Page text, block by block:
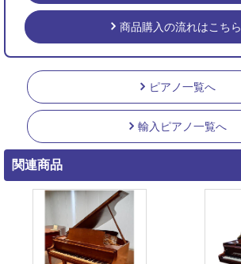
商品購入の流れはこちら
ピアノ一覧へ
輸入ピアノ一覧へ
関連商品